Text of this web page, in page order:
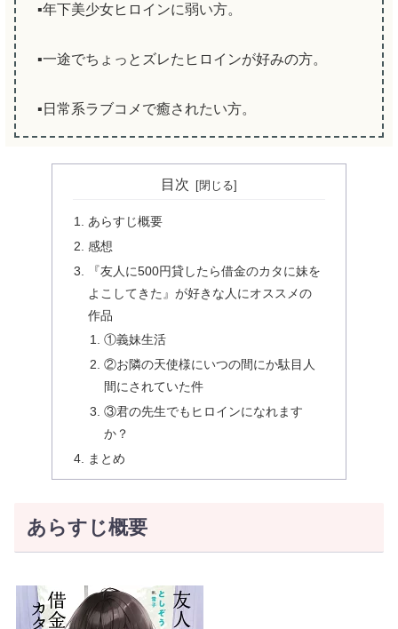
▪️年下美少女ヒロインに弱い方。
▪️一途でちょっとズレたヒロインが好みの方。
▪️日常系ラブコメで癒されたい方。
目次
あらすじ概要
感想
『友人に500円貸したら借金のカタに妹を
よこしてきた』が好きな人にオススメの
作品
①義妹生活
②お隣の天使様にいつの間にか駄目人
間にされていた件
③君の先生でもヒロインになれます
か？
まとめ
あらすじ概要